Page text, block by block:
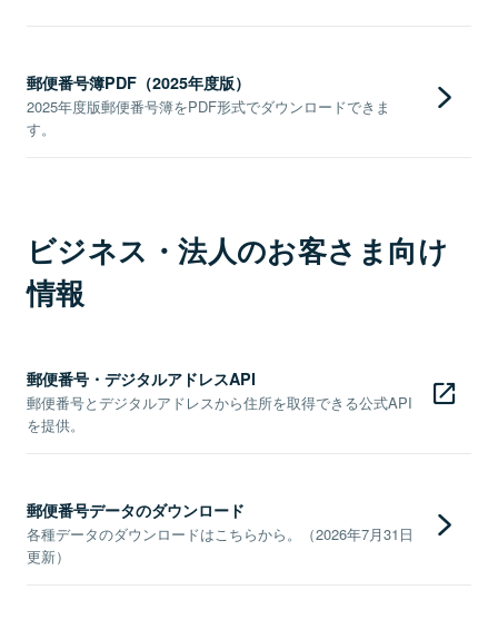
郵便番号簿PDF（2025年度版）
2025年度版郵便番号簿をPDF形式でダウンロードできま
す。
ビジネス・法人のお客さま向け
情報
郵便番号・デジタルアドレスAPI
郵便番号とデジタルアドレスから住所を取得できる公式API
を提供。
郵便番号データのダウンロード
各種データのダウンロードはこちらから。（2026年7月31日
更新）